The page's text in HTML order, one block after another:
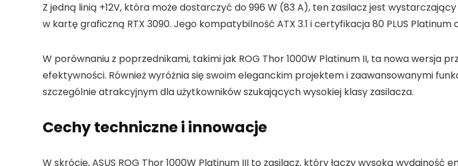
Z jedną linią +12V, która może dostarczyć do 996 W (83 A), ten zasilacz jest
w kartę graficzną RTX 3090. Jego kompatybilność ATX 3.1 i certyfikacja 80 PLUS
W porównaniu z poprzednikami, takimi jak ROG Thor 1000W Platinum II, ta nowa wersja
efektywności. Również wyróżnia się swoim eleganckim projektem i zaawansowanymi
szczególnie atrakcyjnym dla użytkowników szukających wysokiej klasy zasilacza.
Cechy techniczne i innowacje
W skrócie, ASUS ROG Thor 1000W Platinum III to zasilacz, który łączy wysoką